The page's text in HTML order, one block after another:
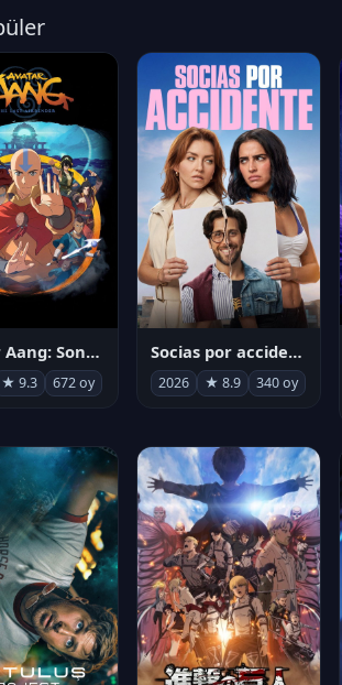
Avatar Aang: Son Havabükücü
★ 9.3 672 oy
Socias por accidente
2026 ★ 8.9 340 oy